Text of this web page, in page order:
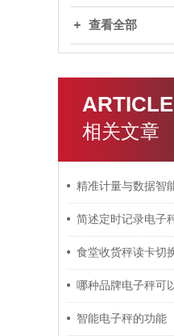
查看全部
ARTICLE
相关文章
智能电子秤的功能